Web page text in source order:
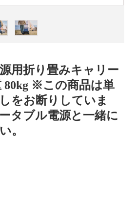
用折り畳みキャリー
80kg ※この商品は単
をお断りしていま
タブル電源と一緒に
。